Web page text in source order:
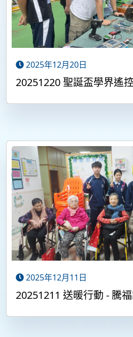
2025年12月20日
20251220 聖誕盃學界遙
2025年12月11日
20251211 送暖行動 - 騰